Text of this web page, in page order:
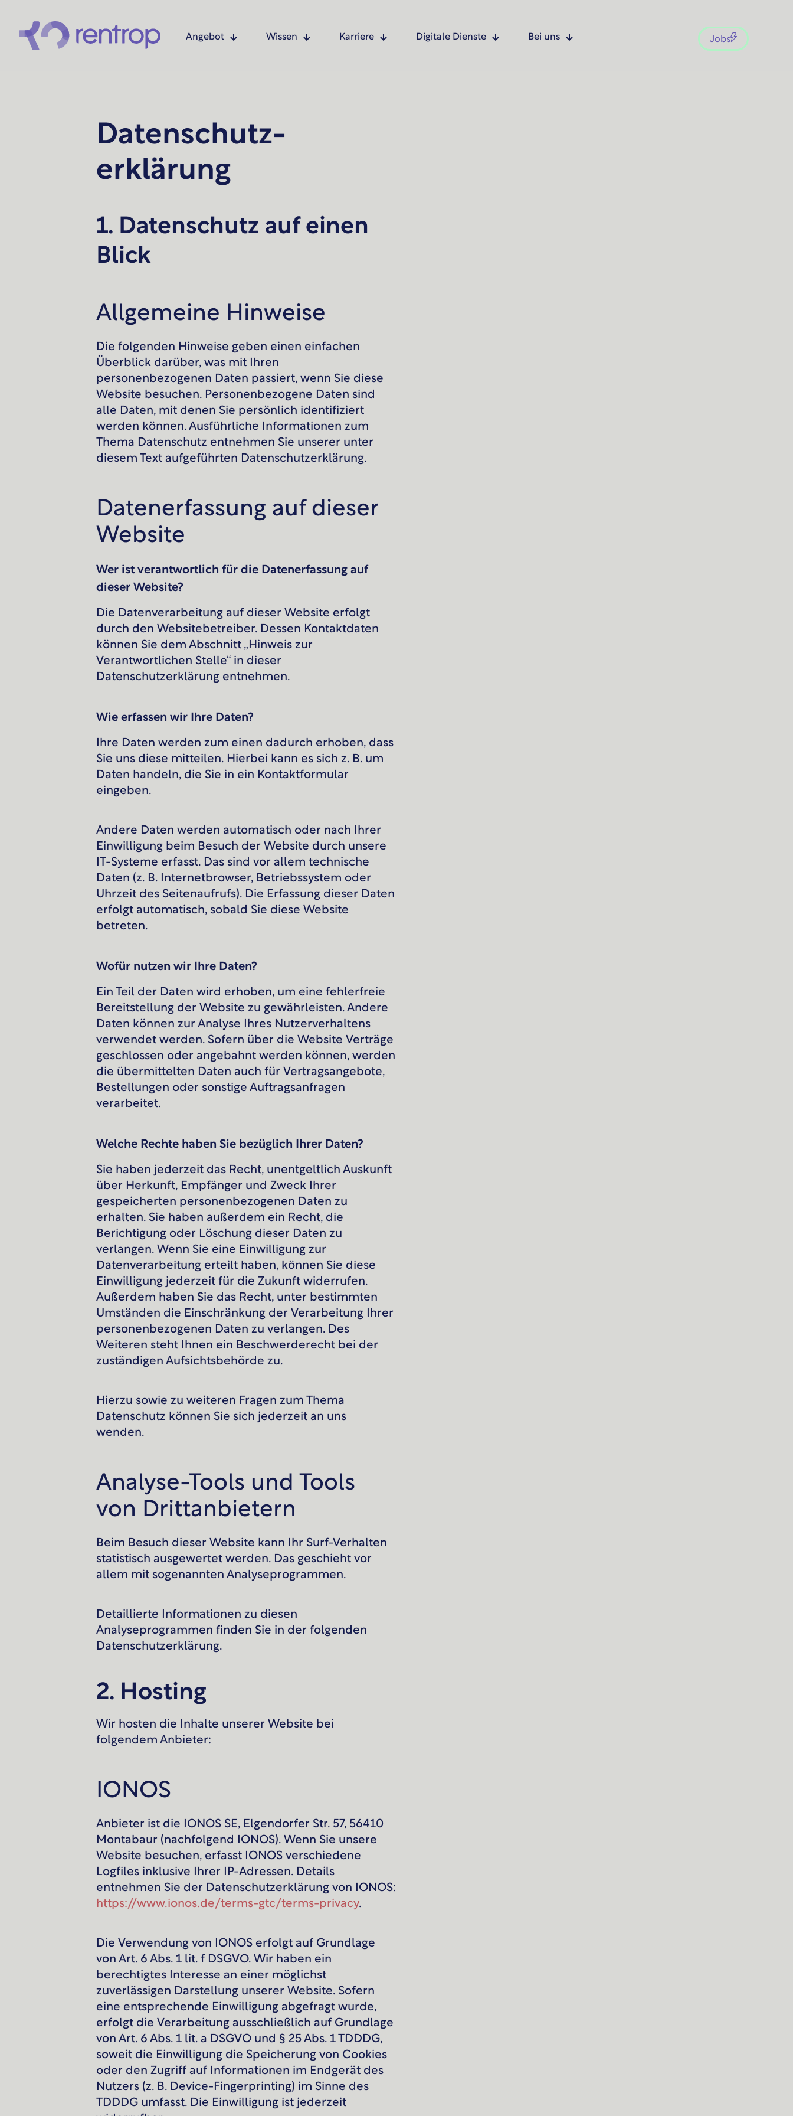
Angebot Wissen Karriere Digitale Dienste Bei uns Jobs
Datenschutz­
erklärung
1. Datenschutz auf einen
Blick
Allgemeine Hinweise
Die folgenden Hinweise geben einen einfachen
Überblick darüber, was mit Ihren
personenbezogenen Daten passiert, wenn Sie diese
Website besuchen. Personenbezogene Daten sind
alle Daten, mit denen Sie persönlich identifiziert
werden können. Ausführliche Informationen zum
Thema Datenschutz entnehmen Sie unserer unter
diesem Text aufgeführten Datenschutzerklärung.
Datenerfassung auf dieser
Website
Wer ist verantwortlich für die Datenerfassung auf
dieser Website?
Die Datenverarbeitung auf dieser Website erfolgt
durch den Websitebetreiber. Dessen Kontaktdaten
können Sie dem Abschnitt „Hinweis zur
Verantwortlichen Stelle“ in dieser
Datenschutzerklärung entnehmen.
Wie erfassen wir Ihre Daten?
Ihre Daten werden zum einen dadurch erhoben, dass
Sie uns diese mitteilen. Hierbei kann es sich z. B. um
Daten handeln, die Sie in ein Kontaktformular
eingeben.
Andere Daten werden automatisch oder nach Ihrer
Einwilligung beim Besuch der Website durch unsere
IT-Systeme erfasst. Das sind vor allem technische
Daten (z. B. Internetbrowser, Betriebssystem oder
Uhrzeit des Seitenaufrufs). Die Erfassung dieser Daten
erfolgt automatisch, sobald Sie diese Website
betreten.
Wofür nutzen wir Ihre Daten?
Ein Teil der Daten wird erhoben, um eine fehlerfreie
Bereitstellung der Website zu gewährleisten. Andere
Daten können zur Analyse Ihres Nutzerverhaltens
verwendet werden. Sofern über die Website Verträge
geschlossen oder angebahnt werden können, werden
die übermittelten Daten auch für Vertragsangebote,
Bestellungen oder sonstige Auftragsanfragen
verarbeitet.
Welche Rechte haben Sie bezüglich Ihrer Daten?
Sie haben jederzeit das Recht, unentgeltlich Auskunft
über Herkunft, Empfänger und Zweck Ihrer
gespeicherten personenbezogenen Daten zu
erhalten. Sie haben außerdem ein Recht, die
Berichtigung oder Löschung dieser Daten zu
verlangen. Wenn Sie eine Einwilligung zur
Datenverarbeitung erteilt haben, können Sie diese
Einwilligung jederzeit für die Zukunft widerrufen.
Außerdem haben Sie das Recht, unter bestimmten
Umständen die Einschränkung der Verarbeitung Ihrer
personenbezogenen Daten zu verlangen. Des
Weiteren steht Ihnen ein Beschwerderecht bei der
zuständigen Aufsichtsbehörde zu.
Hierzu sowie zu weiteren Fragen zum Thema
Datenschutz können Sie sich jederzeit an uns
wenden.
Analyse-Tools und Tools
von Dritt­anbietern
Beim Besuch dieser Website kann Ihr Surf-Verhalten
statistisch ausgewertet werden. Das geschieht vor
allem mit sogenannten Analyseprogrammen.
Detaillierte Informationen zu diesen
Analyseprogrammen finden Sie in der folgenden
Datenschutzerklärung.
2. Hosting
Wir hosten die Inhalte unserer Website bei
folgendem Anbieter:
IONOS
Anbieter ist die IONOS SE, Elgendorfer Str. 57, 56410
Montabaur (nachfolgend IONOS). Wenn Sie unsere
Website besuchen, erfasst IONOS verschiedene
Logfiles inklusive Ihrer IP-Adressen. Details
entnehmen Sie der Datenschutzerklärung von IONOS:
https://www.ionos.de/terms-gtc/terms-privacy.
Die Verwendung von IONOS erfolgt auf Grundlage
von Art. 6 Abs. 1 lit. f DSGVO. Wir haben ein
berechtigtes Interesse an einer möglichst
zuverlässigen Darstellung unserer Website. Sofern
eine entsprechende Einwilligung abgefragt wurde,
erfolgt die Verarbeitung ausschließlich auf Grundlage
von Art. 6 Abs. 1 lit. a DSGVO und § 25 Abs. 1 TDDDG,
soweit die Einwilligung die Speicherung von Cookies
oder den Zugriff auf Informationen im Endgerät des
Nutzers (z. B. Device-Fingerprinting) im Sinne des
TDDDG umfasst. Die Einwilligung ist jederzeit